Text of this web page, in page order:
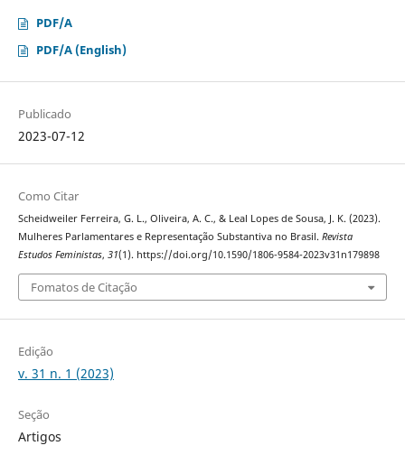
PDF/A
PDF/A (English)
Publicado
2023-07-12
Como Citar
Scheidweiler Ferreira, G. L., Oliveira, A. C., & Leal Lopes de Sousa, J. K. (2023).
Mulheres Parlamentares e Representação Substantiva no Brasil. Revista
Estudos Feministas, 31(1). https://doi.org/10.1590/1806-9584-2023v31n179898
Fomatos de Citação
Edição
v. 31 n. 1 (2023)
Seção
Artigos